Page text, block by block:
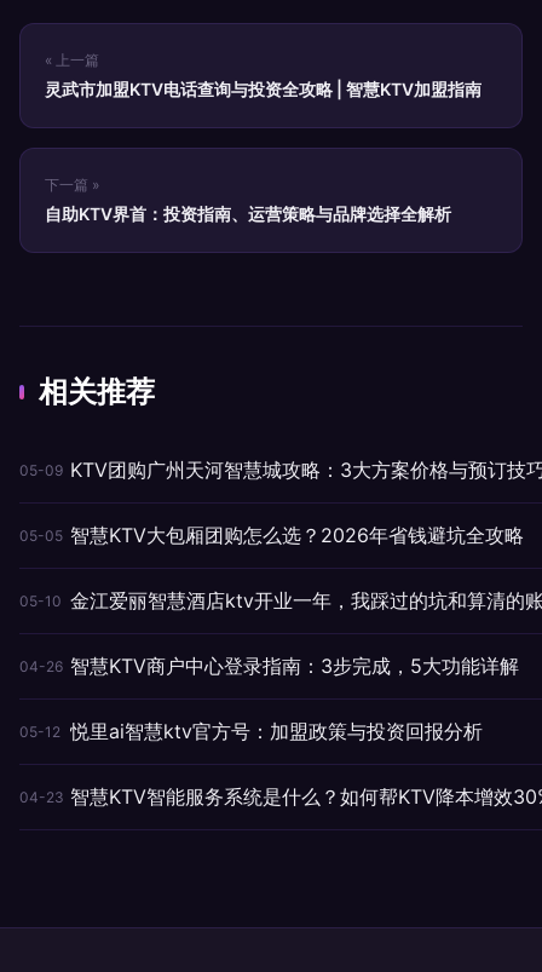
« 上一篇
灵武市加盟KTV电话查询与投资全攻略 | 智慧KTV加盟指南
下一篇 »
自助KTV界首：投资指南、运营策略与品牌选择全解析
相关推荐
05-09 KTV团购广州天河智慧城攻略：3大方案价格与预订技
05-05 智慧KTV大包厢团购怎么选？2026年省钱避坑全攻略
05-10 金江爱丽智慧酒店ktv开业一年，我踩过的坑和算清的
04-26 智慧KTV商户中心登录指南：3步完成，5大功能详解
05-12 悦里ai智慧ktv官方号：加盟政策与投资回报分析
04-23 智慧KTV智能服务系统是什么？如何帮KTV降本增效